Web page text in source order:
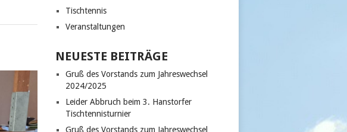
Tischtennis
Veranstaltungen
NEUESTE BEITRÄGE
Gruß des Vorstands zum Jahreswechsel
2024/2025
Leider Abbruch beim 3. Hanstorfer
Tischtennisturnier
Gruß des Vorstands zum Jahreswechsel